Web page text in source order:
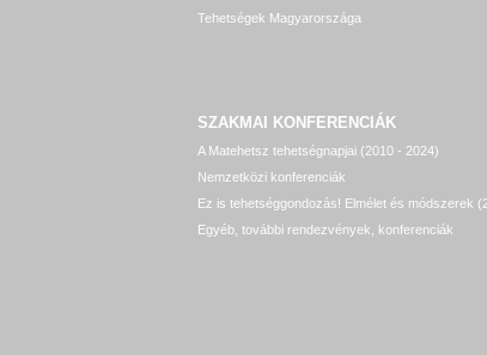
Tehetségek Magyarországa
SZAKMAI KONFERENCIÁK
A Matehetsz tehetségnapjai (2010 - 2024)
Nemzetközi konferenciák
Ez is tehetséggondozás! Elmélet és módszerek
Egyéb, további rendezvények, konferenciák